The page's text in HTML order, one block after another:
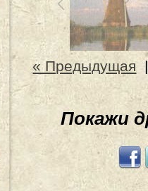
« Предыдущая
Покажи